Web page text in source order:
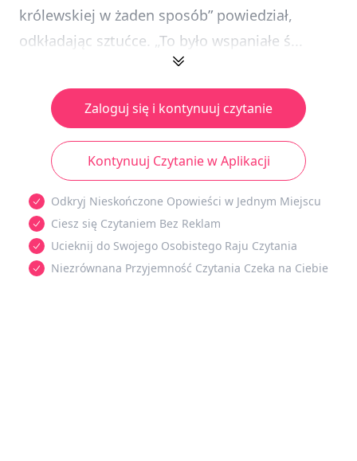
królewskiej w żaden sposób” powiedział,
odkładając sztućce. „To było wspaniałe ś...
Zaloguj się i kontynuuj czytanie
Kontynuuj Czytanie w Aplikacji
Odkryj Nieskończone Opowieści w Jednym Miejscu
Ciesz się Czytaniem Bez Reklam
Ucieknij do Swojego Osobistego Raju Czytania
Niezrównana Przyjemność Czytania Czeka na Ciebie